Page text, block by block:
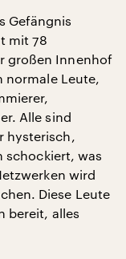
Gefängnis
mit 78
großen Innenhof
normale Leute,
Alle sind
hysterisch,
schockiert, was
wird
Diese Leute
bereit, alles